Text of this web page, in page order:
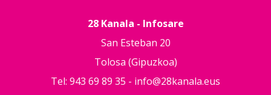
28 Kanala - Infosare
San Esteban 20
Tolosa (Gipuzkoa)
Tel: 943 69 89 35 - info@28kanala.eus